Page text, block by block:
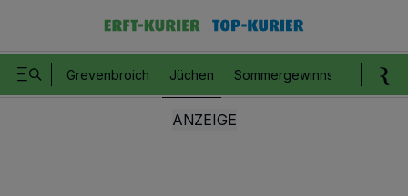
Grevenbroich Jüchen Sommergewinnspiel